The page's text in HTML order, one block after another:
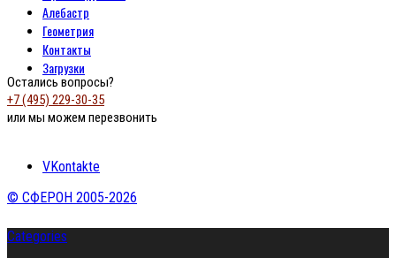
Алебастр
Геометрия
Контакты
Загрузки
Остались вопросы?
+7 (495) 229-30-35
или мы можем перезвонить
VKontakte
© СФЕРОН 2005-2026
Categories